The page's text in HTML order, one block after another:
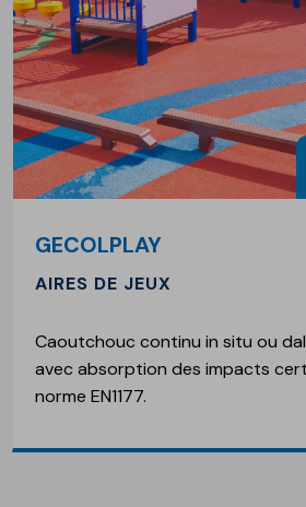
GECOLPLAY
AIRES DE JEUX
Caoutchouc continu in situ ou
avec absorption des impacts
norme EN1177.